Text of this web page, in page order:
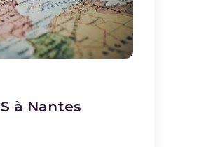
à Nantes